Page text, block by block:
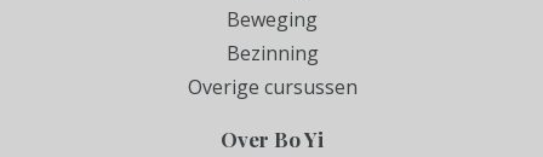
Beweging
Bezinning
Overige cursussen
Over Bo Yi